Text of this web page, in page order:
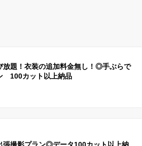
放題！衣装の追加料金無し！◎手ぶらで
100カット以上納品
張撮影プラン◎データ100カット以上納